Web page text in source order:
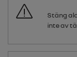
Stäng
inte av